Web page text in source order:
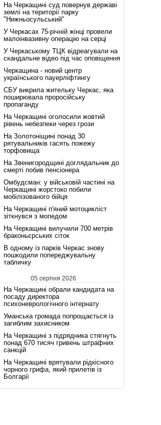
На Черкащині суд повернув державі
землі на території парку
"Нижньосульський"
У Черкасах 75-річній жінці провели
малоінвазивну операцію на серці
У Черкаському ТЦК відреагували на
скандальне відео під час оповіщення
Черкащина - новий центр
українського пауерліфтингу
СБУ викрила жительку Черкас, яка
поширювала проросійську
пропаганду
На Черкащині оголосили жовтий
рівень небезпеки через грози
На Золотоніщині понад 30
рятувальників гасять пожежу
торфовища
На Звенигородщині доглядальник до
смерті побив пенсіонера
Омбудсман: у військовій частині на
Черкащині жорстоко побили
мобілізованого бійця
На Черкащині п'яний мотоцикліст
зіткнувся з мопедом
На Черкащині вилучили 700 метрів
браконьєрських сіток
В одному із парків Черкас знову
пошкодили попереджувальну
табличку
05 серпня 2026
На Черкащині обрали кандидата на
посаду директора
психоневрологічного інтернату
Уманська громада попрощається із
загиблим захисником
На Черкащині з підрядника стягнуть
понад 670 тисяч гривень штрафних
санкцій
На Черкащині врятували рідкісного
чорного грифа, який прилетів із
Болгарії